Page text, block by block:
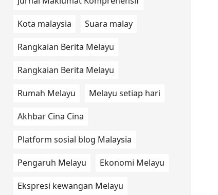
Kota malaysia Suara malay
Rangkaian Berita Melayu
Rangkaian Berita Melayu
Rumah Melayu Melayu setiap hari
Akhbar Cina Cina
Platform sosial blog Malaysia
Pengaruh Melayu Ekonomi Melayu
Ekspresi kewangan Melayu